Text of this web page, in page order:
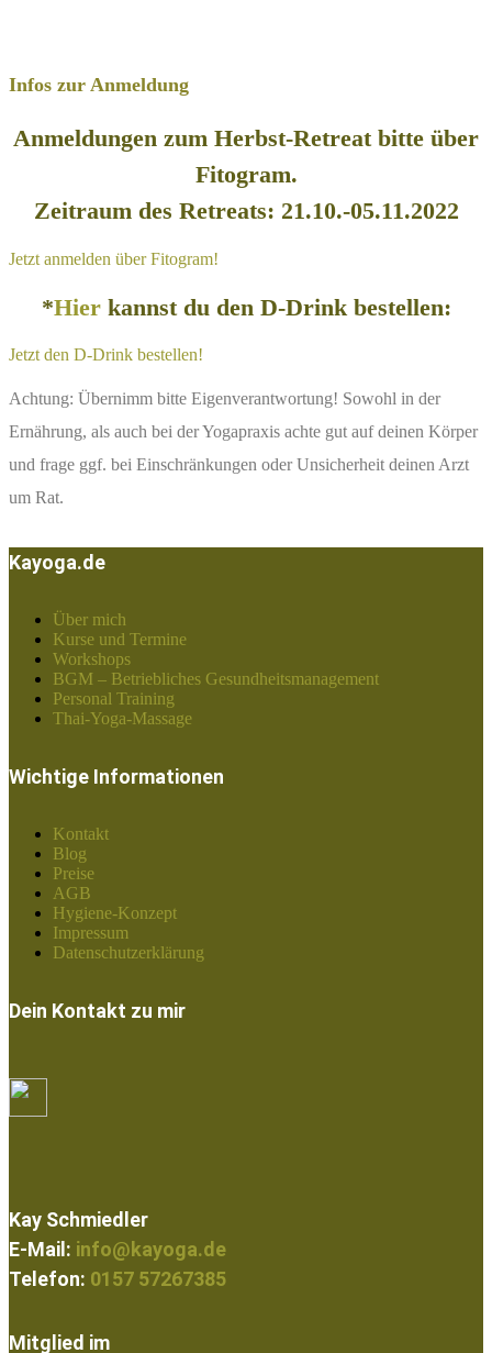
Infos zur Anmeldung
Anmeldungen zum Herbst-Retreat bitte über
Fitogram.
Zeitraum des Retreats: 21.10.-05.11.2022
Jetzt anmelden über Fitogram!
*Hierkannst du den D-Drink bestellen:
Jetzt den D-Drink bestellen!
Achtung: Übernimm bitte Eigenverantwortung! Sowohl in der
Ernährung, als auch bei der Yogapraxis achte gut auf deinen Körper
und frage ggf. bei Einschränkungen oder Unsicherheit deinen Arzt
um Rat.
Kayoga.de
Über mich
Kurse und Termine
Workshops
BGM – Betriebliches Gesundheitsmanagement
Personal Training
Thai-Yoga-Massage
Wichtige Informationen
Kontakt
Blog
Preise
AGB
Hygiene-Konzept
Impressum
Datenschutzerklärung
Dein Kontakt zu mir
Kay Schmiedler
E-Mail: info@kayoga.de
Telefon: 0157 57267385
Mitglied im